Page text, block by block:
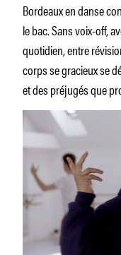
Bordeaux en danse
le bac. Sans voix-off,
quotidien, entre
corps se gracieux se
et des préjugés que